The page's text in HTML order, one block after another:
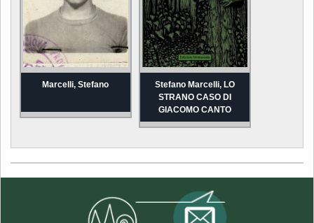
Marcelli, Stefano
Stefano Marcelli, LO
STRANO CASO DI
GIACOMO CANTO